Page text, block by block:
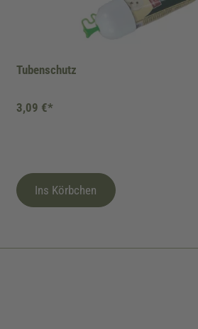
Tubenschutz
3,09 €*
Ins Körbchen